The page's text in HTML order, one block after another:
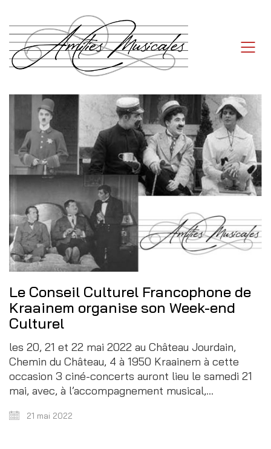
Le Conseil Culturel Francophone de
Kraainem organise son Week-end
Culturel
les 20, 21 et 22 mai 2022 au Château Jourdain,
Chemin du Château, 4 à 1950 Kraainem à cette
occasion 3 ciné-concerts auront lieu le samedi 21
mai, avec, à l’accompagnement musical,…
21 mai 2022